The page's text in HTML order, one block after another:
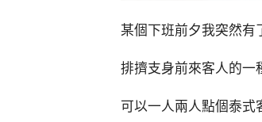
某個下班前夕我突然有
排擠支身前來客人的一
可以一人兩人點個泰式